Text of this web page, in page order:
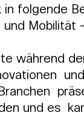
in folgende
und
während
und es